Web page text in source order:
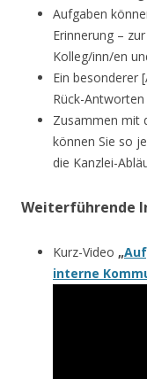
Aufgaben
Erinnerung –
Kolleg/inn/en
Ein besonderer
Rück-
Zusammen mit
können Sie so
die Kanzlei-
Weiterführende
Kurz-Video „
interne